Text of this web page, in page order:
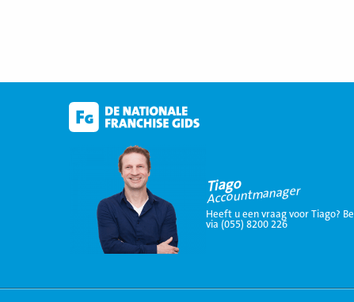
Tiago
Accountmanager
Heeft u een vraag voor Tiago? Bel
via (055) 8200 226